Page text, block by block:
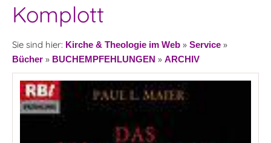
Komplott
Sie sind hier: Kirche & Theologie im Web » Service »
Bücher » BUCHEMPFEHLUNGEN » ARCHIV